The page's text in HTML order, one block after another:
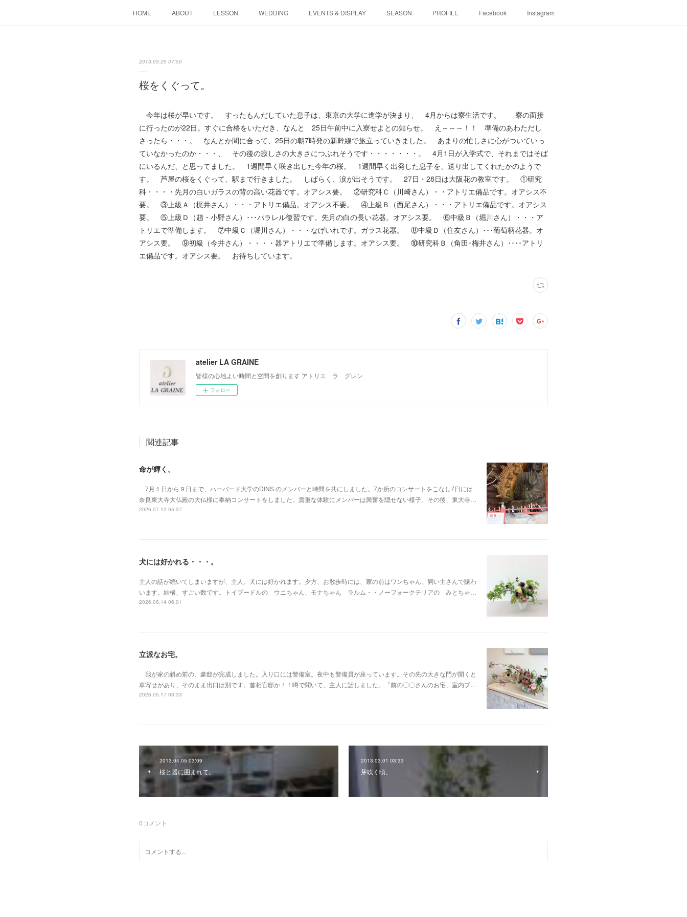
HOME ABOUT LESSON WEDDING EVENTS & DISPLAY SEASON PROFILE Facebook Instagram
2013.03.25 07:50
桜をくぐって。
今年は桜が早いです。 すったもんだしていた息子は、東京の大学に進学が決まり、 4月からは寮生活です。 寮の面接
に行ったのが22日。すぐに合格をいただき、なんと 25日午前中に入寮せよとの知らせ。 え～～～！！ 準備のあわただし
さったら・・・。 なんとか間に合って、25日の朝7時発の新幹線で旅立っていきました。 あまりの忙しさに心がついていっ
ていなかったのか・・・、 その後の寂しさの大きさにつぶれそうです・・・・・・・。 4月1日が入学式で、それまではそば
にいるんだ、と思ってました。 1週間早く咲き出した今年の桜。 1週間早く出発した息子を、送り出してくれたかのようで
す。 芦屋の桜をくぐって、駅まで行きました。 しばらく、涙が出そうです。 27日・28日は大阪花の教室です。 ①研究
科・・・・先月の白いガラスの背の高い花器です。オアシス要。 ②研究科Ｃ（川崎さん）・・アトリエ備品です。オアシス不
要。 ③上級Ａ（梶井さん）・・・アトリエ備品。オアシス不要。 ④上級Ｂ（西尾さん）・・・アトリエ備品です。オアシス
要。 ⑤上級Ｄ（趙・小野さん）･･･パラレル復習です。先月の白の長い花器。オアシス要。 ⑥中級Ｂ（堀川さん）・・・ア
トリエで準備します。 ⑦中級Ｃ（堀川さん）・・・なげいれです。ガラス花器。 ⑧中級Ｄ（住友さん）･･･葡萄柄花器。オ
アシス要。 ⑨初級（今井さん）・・・・器アトリエで準備します。オアシス要。 ⑩研究科Ｂ（角田･梅井さん）････アトリ
エ備品です。オアシス要。 お待ちしています。
atelier LA GRAINE
皆様の心地よい時間と空間を創ります アトリエ ラ グレン
フォロー
関連記事
命が輝く。
7月１日から９日まで、ハーバード大学のDINS のメンバーと時間を共にしました。7か所のコンサートをこなし7日には
奈良東大寺大仏殿の大仏様に奉納コンサートをしました。貴重な体験にメンバーは興奮を隠せない様子。その後、東大寺…
2026.07.12 05:37
犬には好かれる・・・。
主人の話が続いてしまいますが、主人。犬には好かれます。夕方、お散歩時には、家の前はワンちゃん、飼い主さんで賑わ
います。結構、すごい数です。トイプードルの ウニちゃん、モナちゃん ラルム・・ノーフォークテリアの みとちゃ…
2026.06.14 06:01
立派なお宅。
我が家の斜め前の、豪邸が完成しました。入り口には警備室。夜中も警備員が座っています。その先の大きな門が開くと
車寄せがあり、そのまま出口は別です。首相官邸か！！噂で聞いて、主人に話しました。「前の〇〇さんのお宅、室内プ…
2026.05.17 03:33
2013.04.05 03:09
桜と器に囲まれて。
2013.03.01 03:33
芽吹く頃。
0コメント